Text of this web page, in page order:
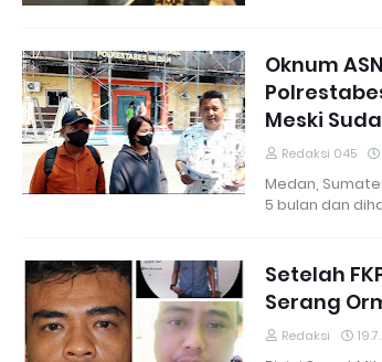
Oknum
Meski
Redaksi 045
Medan,
5 bulan dan
Setelah
Serang
Redaksi